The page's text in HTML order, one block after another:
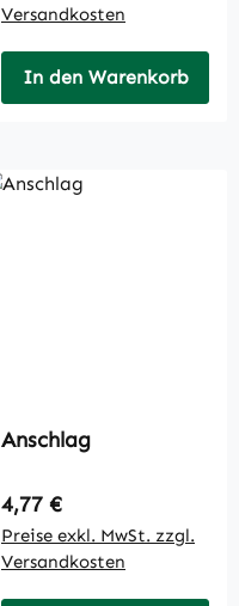
Versandkosten
In den Warenkorb
Anschlag
Regulärer Preis:
4,77 €
Preise exkl. MwSt. zzgl.
Versandkosten